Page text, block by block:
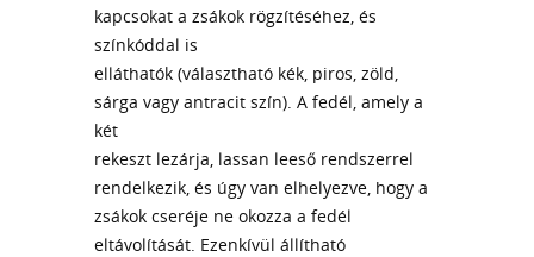
kapcsokat a zsákok rögzítéséhez, és
színkóddal is
elláthatók (választható kék, piros, zöld,
sárga vagy antracit szín). A fedél, amely a
két
rekeszt lezárja, lassan leeső rendszerrel
rendelkezik, és úgy van elhelyezve, hogy a
zsákok cseréje ne okozza a fedél
eltávolítását. Ezenkívül állítható